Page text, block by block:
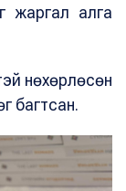
жаргал алга
нөхөрлөсөн
багтсан.